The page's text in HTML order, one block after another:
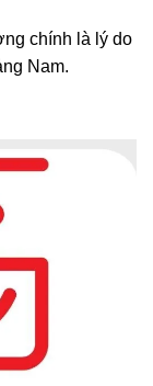
chính là lý do
Nam.